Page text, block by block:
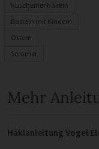
Kuscheltier häkeln
Basteln mit Kindern
Ostern
Sommer
Mehr
Häklanleitung Vogel